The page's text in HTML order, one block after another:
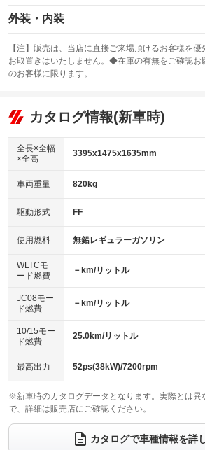
エアバッグ：運転席/助手席
：装備あり
：装備なし
サンルーフ
：装備なし ABS
リフトアップ
：装備なし
：装備なし
パワーウィンドウ
アイドリングストップ
：装備あり
USB入力端子
：装備あり
100V電源
：装備なし
センターデフロック
：装備なし
電動格納ミラー
：装備あり
外装・内装
カーナビ：SDナビ
：装備あり
TV：フルセグ
：装備あり
ビジュアル：-／DVD再生
：装備あり
アルミホイール：14インチ
：装備あり
HID(キセノンライト)
バックカメラ
エアロ
：装備なし
ローダウン
：装備なし
ベンチシート
：装備あり
チップアップシート
：装備なし
電動格納サードシート
：装備なし シート
：装備
ウォークスルー
電動リアゲート フロ
：装備
【注】販売は、当店に直接ご来場頂けるお客様を
お取置きはいたしません。◆在庫の有無をご確認
のお客様に限ります。
カタログ情報(新車時)
全長×全幅
×全高
3395x1475x1635mm
車両重量 820kg
駆動形式 FF
使用燃料 無鉛レギュラーガソリン
WLTCモ
ード燃費
－km/リットル
JC08モー
ド燃費
－km/リットル
10/15モー
ド燃費
25.0km/リットル
最高出力 52ps(38kW)/7200rpm
※新車時のカタログデータとなります。実際とは異
で、詳細は販売店にご確認ください。
カタログで車種情報を詳